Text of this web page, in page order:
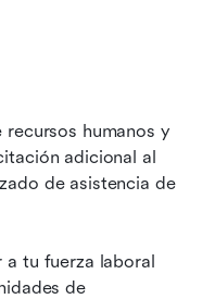
recursos humanos y
adicional al
de asistencia de
tu fuerza laboral
de